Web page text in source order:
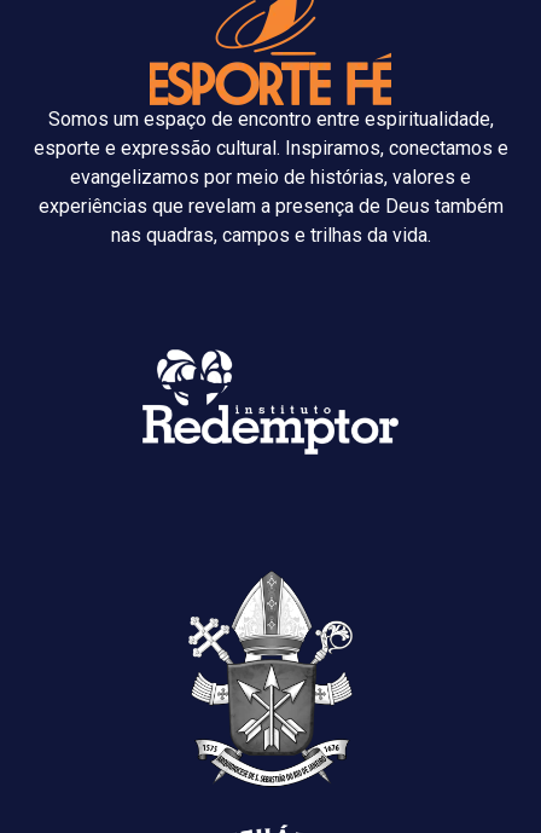
Somos um espaço de encontro entre espiritualidade,
esporte e expressão cultural. Inspiramos, conectamos e
evangelizamos por meio de histórias, valores e
experiências que revelam a presença de Deus também
nas quadras, campos e trilhas da vida.